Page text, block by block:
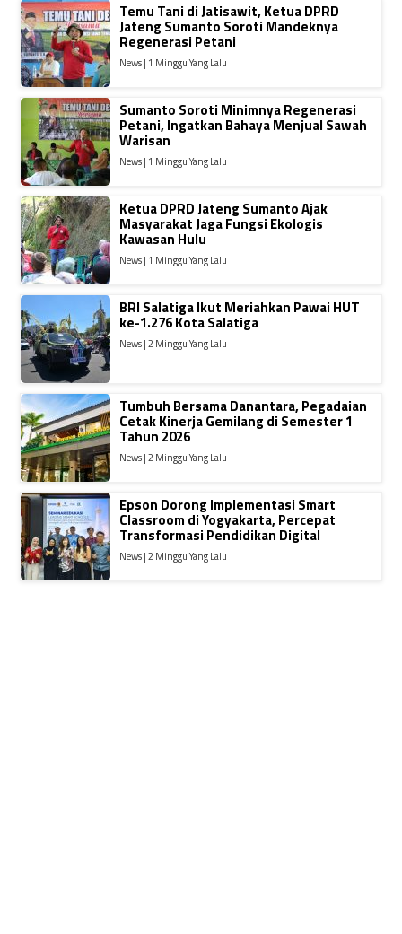
Temu Tani di Jatisawit, Ketua DPRD
Jateng Sumanto Soroti Mandeknya
Regenerasi Petani
News | 1 Minggu Yang Lalu
Sumanto Soroti Minimnya Regenerasi
Petani, Ingatkan Bahaya Menjual Sawah
Warisan
News | 1 Minggu Yang Lalu
Ketua DPRD Jateng Sumanto Ajak
Masyarakat Jaga Fungsi Ekologis
Kawasan Hulu
News | 1 Minggu Yang Lalu
BRI Salatiga Ikut Meriahkan Pawai HUT
ke-1.276 Kota Salatiga
News | 2 Minggu Yang Lalu
Tumbuh Bersama Danantara, Pegadaian
Cetak Kinerja Gemilang di Semester 1
Tahun 2026
News | 2 Minggu Yang Lalu
Epson Dorong Implementasi Smart
Classroom di Yogyakarta, Percepat
Transformasi Pendidikan Digital
News | 2 Minggu Yang Lalu